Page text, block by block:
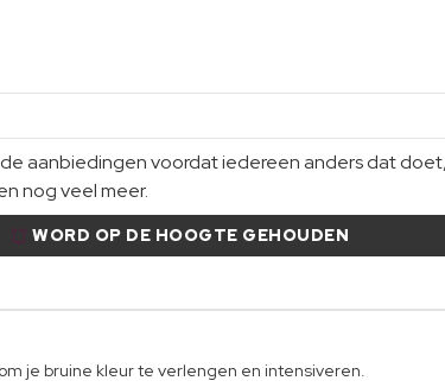
aanbiedingen voordat iedereen anders dat
nog veel meer.
WORD OP DE HOOGTE GEHOUDEN
je bruine kleur te verlengen en intensiveren.